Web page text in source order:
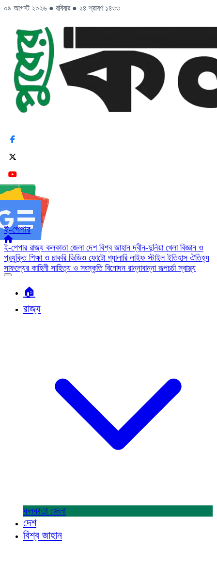
০৯ আগস্ট ২০২৬ ● রবিবার ● ২৪ শ্রাবণ ১৪৩৩
ই-পেপার
ই-পেপার রাজ্য কলকাতা জেলা দেশ বিশ্ব জাহানদ্বীন-দুনিয়া খেলা বিজ্ঞান ও
প্রযুক্তি শিক্ষা ও চাকরি ভিডিও ফোটো গ্যালারি লাইফ স্টাইলইতিহাস ঐতিহ্য
সাফল্যের কাহিনী সাহিত্য ও সংস্কৃতি বিনোদন রান্নাবান্নারূপচর্চাস্বাস্থ্য
🏠︎
রাজ্য
কলকাতা জেলা
দেশ
বিশ্ব জাহান